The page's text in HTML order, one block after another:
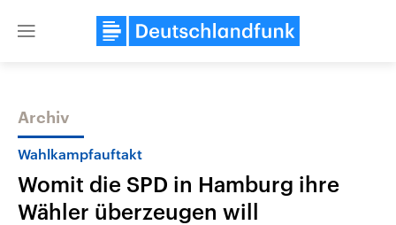
Close
Themen
Archiv
Wahlkampfauftakt
Womit die SPD in Hamburg ihre
Wähler überzeugen will